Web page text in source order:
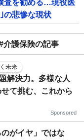
査を勧める…現役医
の悲惨な現状
介護保険の記事
未来
解決力。多様な人
て挑む、これから
Sponsored
のがイヤ」ではな